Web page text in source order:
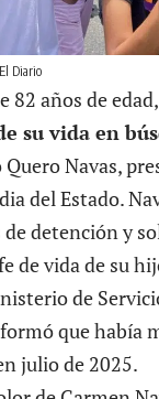
Diario
82 años de edad,
su vida en
Quero Navas,
del Estado.
detención y
de vida de su
de
que había
julio de 2025.